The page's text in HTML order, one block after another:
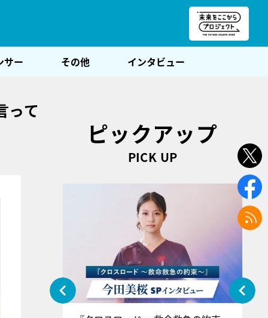
サー その他 インタビュー
って
ピックアップ
PICK UP